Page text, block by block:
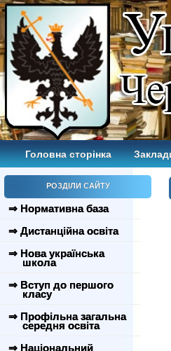
Головна сторінка
РОЗДІЛИ САЙТУ
⇒ Нормативна база
⇒ Дистанційна освіта
⇒ Нова українська
школа
⇒ Вступ до першого
класу
⇒ Профільна загальна
середня освіта
⇒ Національний